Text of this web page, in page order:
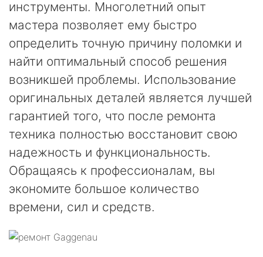
инструменты. Многолетний опыт
мастера позволяет ему быстро
определить точную причину поломки и
найти оптимальный способ решения
возникшей проблемы. Использование
оригинальных деталей является лучшей
гарантией того, что после ремонта
техника полностью восстановит свою
надежность и функциональность.
Обращаясь к профессионалам, вы
экономите большое количество
времени, сил и средств.